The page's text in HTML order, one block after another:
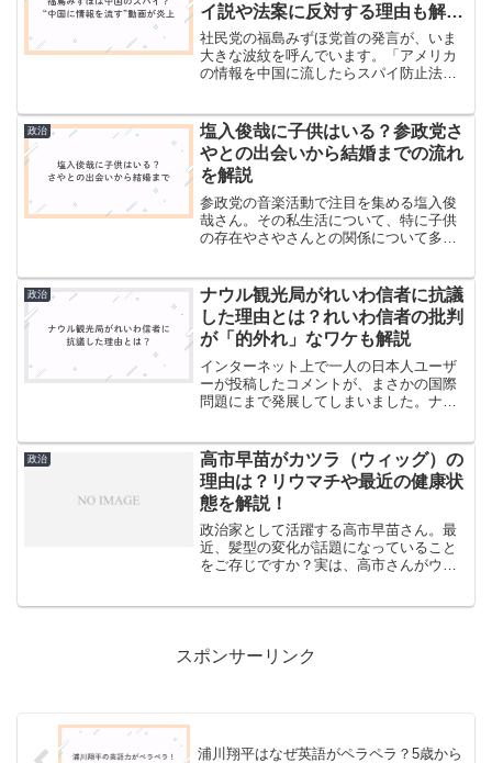
イ説や法案に反対する理由も解
説！
社民党の福島みずほ党首の発言が、いま
大きな波紋を呼んでいます。「アメリカ
の情報を中国に流したらスパイ防止法違
という批判の声が殺到しています。この
発言は一体どんな文脈で...
政治
塩入俊哉に子供はいる？参政党さ
やとの出会いから結婚までの流れ
を解説
参政党の音楽活動で注目を集める塩入俊
哉さん。その私生活について、特に子供
の存在やさやさんとの関係について多く
なっているのでしょうか。今回は、塩入
俊哉さんの家族構成から、...
政治
ナウル観光局がれいわ信者に抗議
した理由とは？れいわ信者の批判
が「的外れ」なワケも解説
インターネット上で一人の日本人ユーザ
ーが投稿したコメントが、まさかの国際
問題にまで発展してしまいました。ナウ
発表するという、前代未聞の事態が起こ
っています。発端となった...
政治
高市早苗がカツラ（ウィッグ）の
理由は？リウマチや最近の健康状
態を解説！
政治家として活躍する高市早苗さん。最
近、髪型の変化が話題になっていること
をご存じですか？実は、高市さんがウィ
スポンサーリンク
浦川翔平はなぜ英語がペラペラ？5歳から